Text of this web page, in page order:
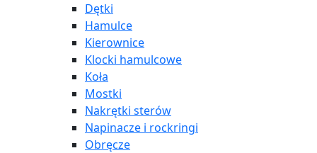
Dętki
Hamulce
Kierownice
Klocki hamulcowe
Koła
Mostki
Nakrętki sterów
Napinacze i rockringi
Obręcze